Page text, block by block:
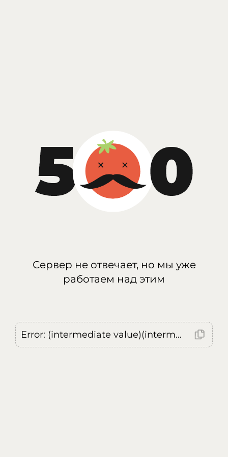
Сервер не отвечает, но мы уже
работаем над этим
Error: (intermediate value)(intermediate value)(intermediate value).replaceAll is not a function